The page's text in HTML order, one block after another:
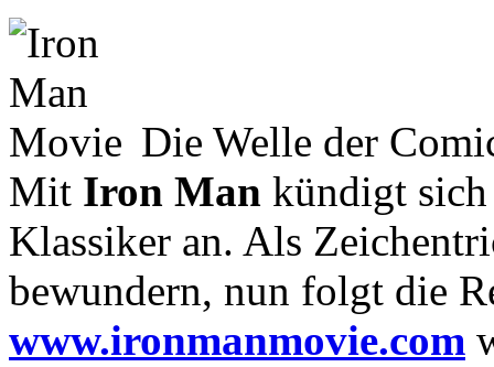
Die Welle der
Mit Iron Man kündigt
Klassiker an. Als
bewundern, nun folgt die
www.ironmanmovie.com